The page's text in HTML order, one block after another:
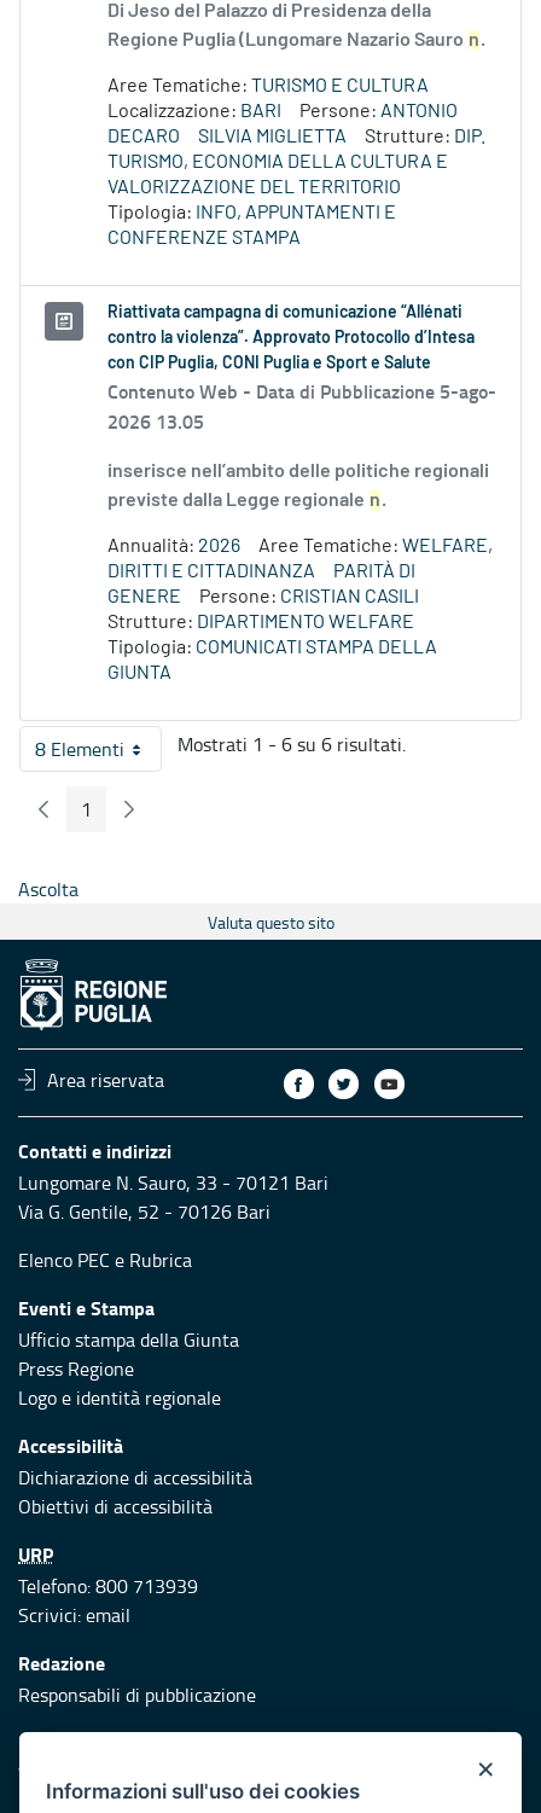
Di Jeso del Palazzo di Presidenza della
Regione Puglia (Lungomare Nazario Sauro n.
Aree Tematiche: TURISMO E CULTURA
Localizzazione: BARI Persone: ANTONIO
DECARO
SILVIA MIGLIETTA Strutture: DIP.
TURISMO, ECONOMIA DELLA CULTURA E
VALORIZZAZIONE DEL TERRITORIO
Tipologia:
INFO, APPUNTAMENTI E
CONFERENZE STAMPA
Riattivata campagna di comunicazione “Allénati
contro la violenza”. Approvato Protocollo d’Intesa
con CIP Puglia, CONI Puglia e Sport e Salute
Contenuto Web - Data di Pubblicazione 5-ago-
2026 13.05
inserisce nell’ambito delle politiche regionali
previste dalla Legge regionale n.
Annualità: 2026 Aree Tematiche: WELFARE,
DIRITTI E CITTADINANZA
PARITÀ DI
GENERE
Persone: CRISTIAN CASILI
Strutture: DIPARTIMENTO WELFARE
Tipologia: COMUNICATI STAMPA DELLA
GIUNTA
8 ElementiPer pagina
Mostrati 1 - 6 su 6 risultati.
Pagina Precedente
Pagina
1 Pagina Seguente
Ascolta
Valuta questo sito
Area riservata
Contatti e indirizzi
Lungomare N. Sauro, 33 - 70121 Bari
Via G. Gentile, 52 - 70126 Bari
Elenco PEC e Rubrica
Eventi e Stampa
Ufficio stampa della Giunta
Press Regione
Logo e identità regionale
Accessibilità
Dichiarazione di accessibilità
Obiettivi di accessibilità
URP
Telefono: 800 713939
Scrivici:email
Redazione
Responsabili di pubblicazione
Protezione civile
Vai al sito di Protezione Civile Puglia
×
Informazioni sull'uso dei cookies